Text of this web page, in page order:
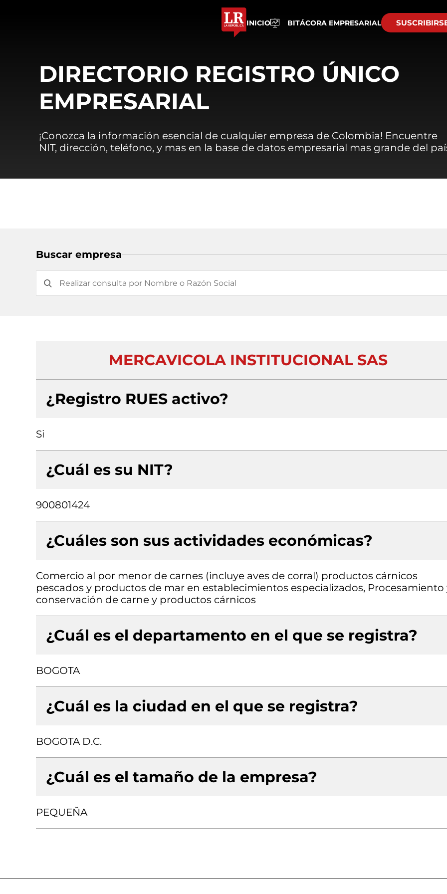
INICIO BITÁCORA EMPRESARIAL
DIRECTORIO REGISTRO ÚNICO
EMPRESARIAL
¡Conozca la información esencial de cualquier empresa de Colombia! Encuentre
NIT, dirección, teléfono, y mas en la base de datos empresarial mas grande del
Buscar empresa
MERCAVICOLA INSTITUCIONAL SAS
¿Registro RUES activo?
Si
¿Cuál es su NIT?
900801424
¿Cuáles son sus actividades económicas?
Comercio al por menor de carnes (incluye aves de corral) productos cárnicos
pescados y productos de mar en establecimientos especializados, Procesamiento
conservación de carne y productos cárnicos
¿Cuál es el departamento en el que se registra?
BOGOTA
¿Cuál es la ciudad en el que se registra?
BOGOTA D.C.
¿Cuál es el tamaño de la empresa?
PEQUEÑA